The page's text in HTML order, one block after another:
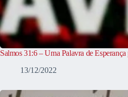
Salmos 31:6 – Uma Palavra de Esperança
13/12/2022